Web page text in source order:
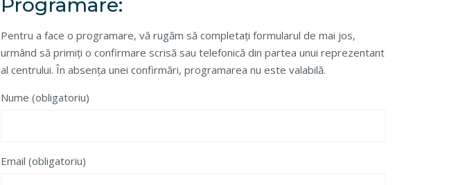
Programare:
Pentru a face o programare, vă rugăm să completați formularul de mai jos,
urmând să primiți o confirmare scrisă sau telefonică din partea unui reprezentant
al centrului. În absența unei confirmări, programarea nu este valabilă.
Nume (obligatoriu)
Email (obligatoriu)